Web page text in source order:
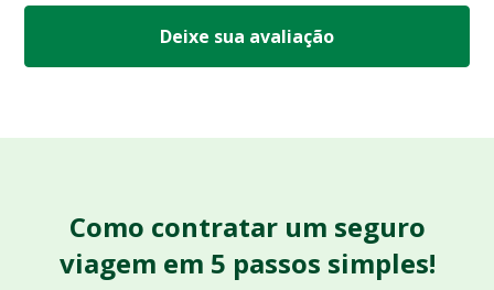
Deixe sua avaliação
Como contratar um seguro
viagem em 5 passos simples!